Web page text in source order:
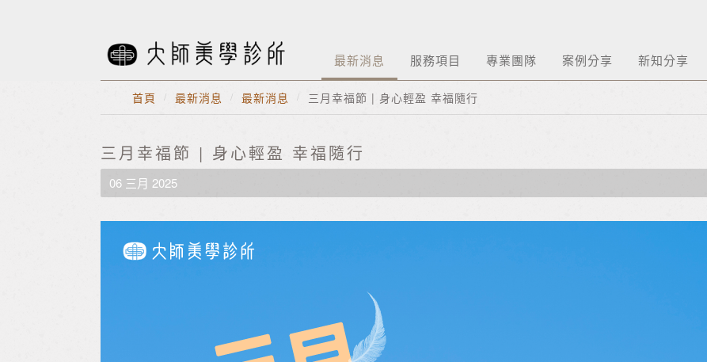
最新消息 服務項目 專業團隊 案例分享 新知分享
首頁 / 最新消息 / 最新消息 / 三月幸福節 | 身心輕盈 幸福隨行
三月幸福節 | 身心輕盈 幸福隨行
06 三月 2025